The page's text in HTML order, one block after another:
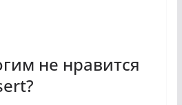
не нравится